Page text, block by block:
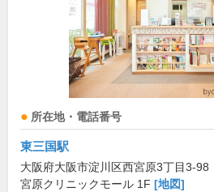
所在地・電話番号
東三国駅
大阪府大阪市淀川区西宮原3丁目3-98
宮原クリニックモール 1F [地図]